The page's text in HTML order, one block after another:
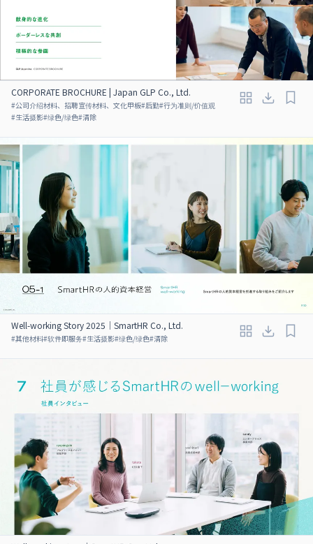
CORPORATE BROCHURE | Japan GLP Co., Ltd.
#公司介绍材料、招聘宣传材料、文化甲板#后勤#行为准则/价值观
#生活摄影#绿色/绿色#清除
Well-working Story 2025｜SmartHR Co., Ltd.
#其他材料#软件即服务#生活摄影#绿色/绿色#清除